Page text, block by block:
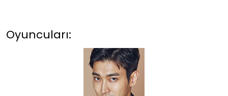
Oyuncuları: